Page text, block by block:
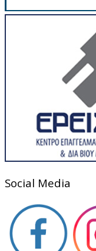
Social Media